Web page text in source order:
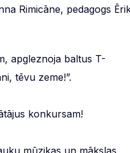
Rimicāne, pedagogs
apgleznoja baltus T-
tēvu zeme!”.
konkursam!
mūzikas un mākslas